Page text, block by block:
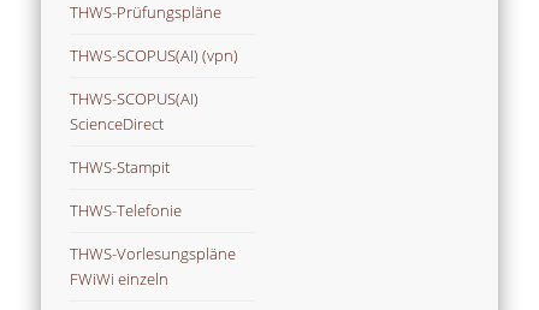
THWS-Prüfungspläne
THWS-SCOPUS(AI) (vpn)
THWS-SCOPUS(AI)
ScienceDirect
THWS-Stampit
THWS-Telefonie
THWS-Vorlesungspläne
FWiWi einzeln